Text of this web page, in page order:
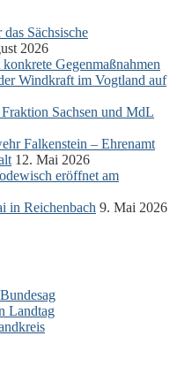
Sächsische
2026
Gegenmaßnahmen
Windkraft im Vogtland auf
Sachsen und MdL
Falkenstein – Ehrenamt
12. Mai 2026
eröffnet am
in Reichenbach 9. Mai 2026
Landtag